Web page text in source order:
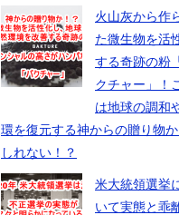
火山灰から作
た微生物を活
する奇跡の粉
クチャー」！
は地球の調和
環を復元する神からの贈り物か
しれない！？
米大統領選挙
いて実態と乖